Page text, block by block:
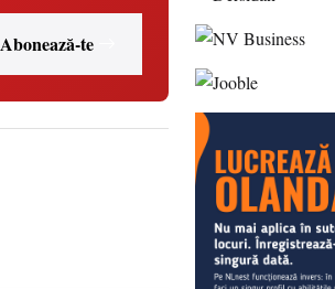
Abonează-te